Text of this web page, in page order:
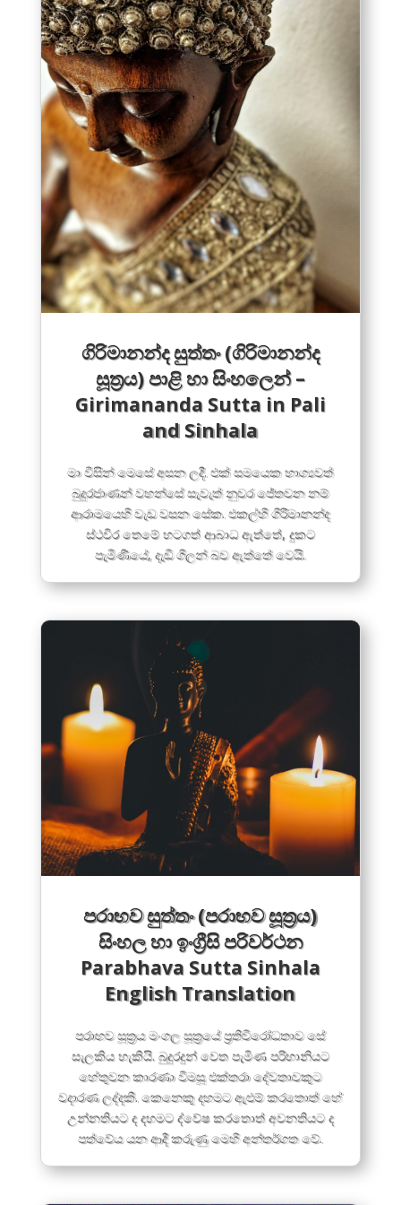
ගිරිමානන්ද සුත්තං (ගිරිමානන්ද
සූත්‍රය) පාළි හා සිංහලෙන් –
Girimananda Sutta in Pali
and Sinhala
මා විසින් මෙසේ අසන ලදී. එක් සමයෙක භාග්‍යවත්
බුදුරජාණන් වහන්සේ සැවැත් නුවර ජේතවන නම්
ආරාමයෙහි වැඩ වසන සේක. එකල්හි ගිරිමානන්ද
ස්ථවිර තෙමේ හටගත් ආබාධ ඇත්තේ, දුකට
පැමිණියේ, දැඩි ගිලන් බව ඇත්තේ වෙයි.
පරාභව සුත්තං (පරාභව සූත්‍රය)
සිංහල හා ඉංග්‍රීසි පරිවර්ථන
Parabhava Sutta Sinhala
English Translation
පරාභව සූත්‍රය මංගල සූත්‍රයේ ප්‍රතිවිරෝධතාව සේ
සැලකිය හැකියි. බුදුරදුන් වෙත පැමිණ පරිහානියට
හේතුවන කාරණා විමසූ එක්තරා දේවතාවකුට
වදාරණ ලද්දකි. කෙනෙකු දහමට ඇළුම් කරතොත් හේ
උන්නතියට ද දහමට ද්වේෂ කරතොත් අවනතියට ද
පත්වේය යන ආදී කරුණු මෙහි අන්තර්ගත වේ.